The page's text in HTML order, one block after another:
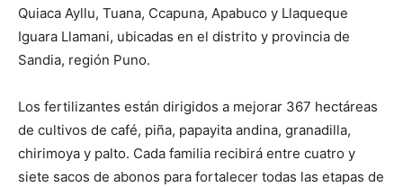
Quiaca Ayllu, Tuana, Ccapuna, Apabuco y Llaqueque
Iguara Llamani, ubicadas en el distrito y provincia de
Sandia, región Puno.
Los fertilizantes están dirigidos a mejorar 367 hectáreas
de cultivos de café, piña, papayita andina, granadilla,
chirimoya y palto. Cada familia recibirá entre cuatro y
siete sacos de abonos para fortalecer todas las etapas de